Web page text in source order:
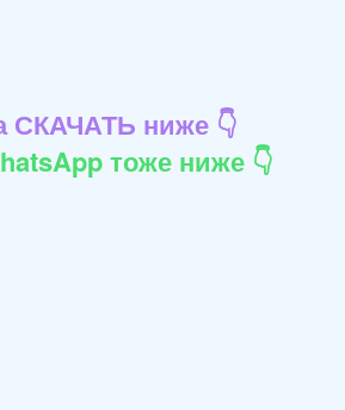
СКАЧАТЬ ниже 👇
тоже ниже 👇